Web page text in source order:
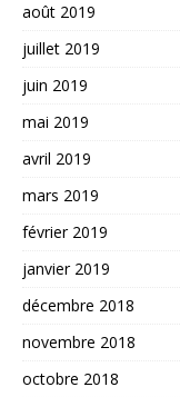
août 2019
juillet 2019
juin 2019
mai 2019
avril 2019
mars 2019
février 2019
janvier 2019
décembre 2018
novembre 2018
octobre 2018